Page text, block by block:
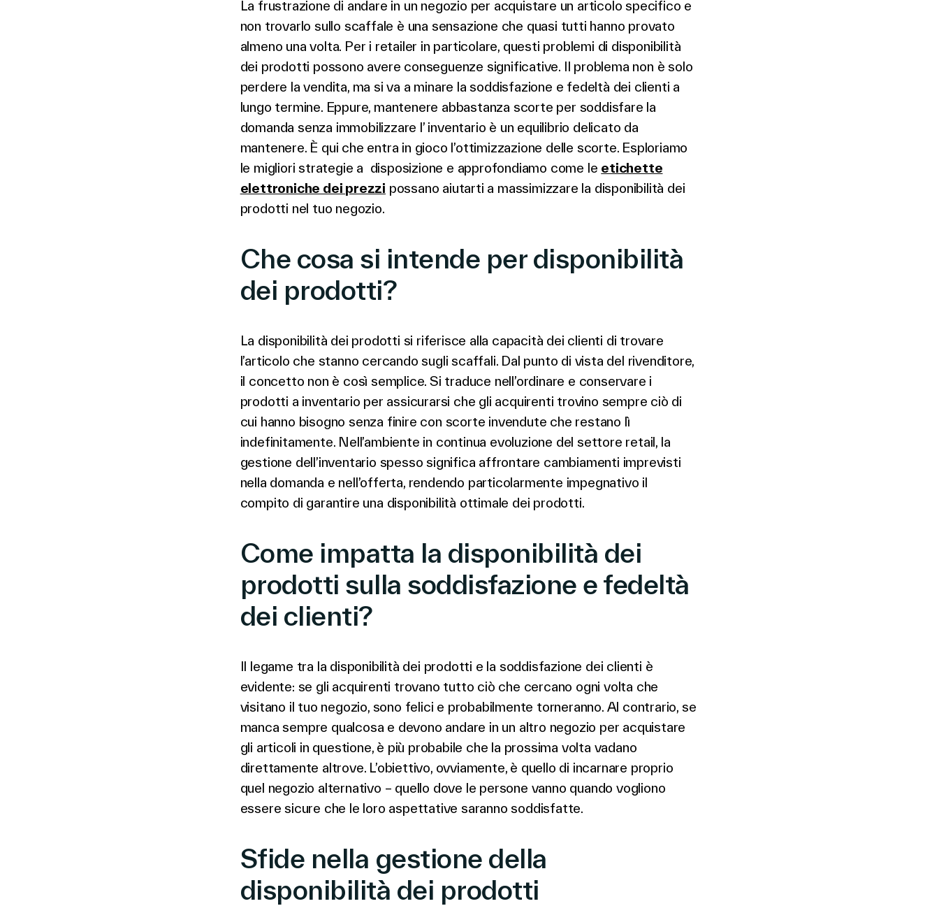
La frustrazione di andare in un negozio per acquistare un articolo specifico e
non trovarlo sullo scaffale è una sensazione che quasi tutti hanno provato
almeno una volta. Per i retailer in particolare, questi problemi di disponibilità
dei prodotti possono avere conseguenze significative. Il problema non è solo
perdere la vendita, ma si va a minare la soddisfazione e fedeltà dei clienti a
lungo termine. Eppure, mantenere abbastanza scorte per soddisfare la
domanda senza immobilizzare l’ inventario è un equilibrio delicato da
mantenere. È qui che entra in gioco l’ottimizzazione delle scorte. Esploriamo
le migliori strategie a disposizione e approfondiamo come le etichette
elettroniche dei prezzi possano aiutarti a massimizzare la disponibilità dei
prodotti nel tuo negozio.
Che cosa si intende per disponibilità
dei prodotti?
La disponibilità dei prodotti si riferisce alla capacità dei clienti di trovare
l’articolo che stanno cercando sugli scaffali. Dal punto di vista del rivenditore,
il concetto non è così semplice. Si traduce nell’ordinare e conservare i
prodotti a inventario per assicurarsi che gli acquirenti trovino sempre ciò di
cui hanno bisogno senza finire con scorte invendute che restano lì
indefinitamente. Nell’ambiente in continua evoluzione del settore retail, la
gestione dell’inventario spesso significa affrontare cambiamenti imprevisti
nella domanda e nell’offerta, rendendo particolarmente impegnativo il
compito di garantire una disponibilità ottimale dei prodotti.
Come impatta la disponibilità dei
prodotti sulla soddisfazione e fedeltà
dei clienti?
Il legame tra la disponibilità dei prodotti e la soddisfazione dei clienti è
evidente: se gli acquirenti trovano tutto ciò che cercano ogni volta che
visitano il tuo negozio, sono felici e probabilmente torneranno. Al contrario, se
manca sempre qualcosa e devono andare in un altro negozio per acquistare
gli articoli in questione, è più probabile che la prossima volta vadano
direttamente altrove. L’obiettivo, ovviamente, è quello di incarnare proprio
quel negozio alternativo – quello dove le persone vanno quando vogliono
essere sicure che le loro aspettative saranno soddisfatte.
Sfide nella gestione della
disponibilità dei prodotti